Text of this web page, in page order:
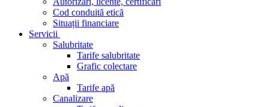
Cod conduită etică
Situații financiare
Servicii
Salubritate
Tarife salubritate
Grafic colectare
Apă
Tarife apă
Canalizare